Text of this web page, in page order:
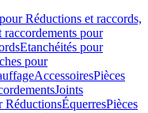
Réductions et raccords,
raccordements pour
Etanchéités pour
pour
AccessoiresPièces
Joints
RéductionsÉquerresPièces